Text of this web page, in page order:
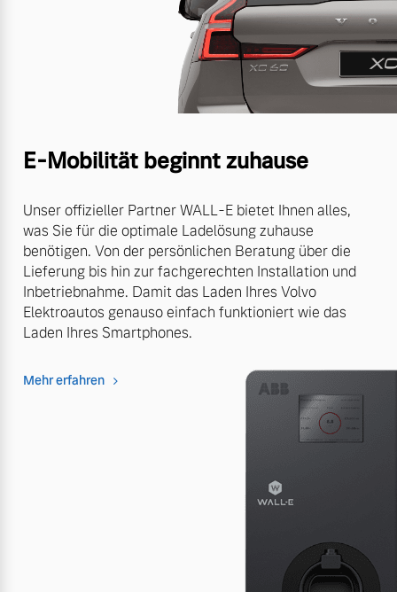
E-Mobilität beginnt zuhause
Unser offizieller Partner WALL-E bietet Ihnen alles,
was Sie für die optimale Ladelösung zuhause
benötigen. Von der persönlichen Beratung über die
Lieferung bis hin zur fachgerechten Installation und
Inbetriebnahme. Damit das Laden Ihres Volvo
Elektroautos genauso einfach funktioniert wie das
Laden Ihres Smartphones.
Mehr erfahren